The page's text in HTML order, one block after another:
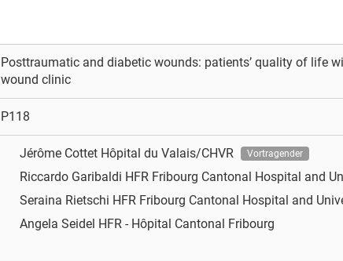
Posttraumatic and diabetic wounds: patients’ quality of life
wound clinic
P118
Jérôme Cottet Hôpital du Valais/CHVR Vortragender
Riccardo Garibaldi HFR Fribourg Cantonal Hospital and
Seraina Rietschi HFR Fribourg Cantonal Hospital and
Angela Seidel HFR - Hôpital Cantonal Fribourg